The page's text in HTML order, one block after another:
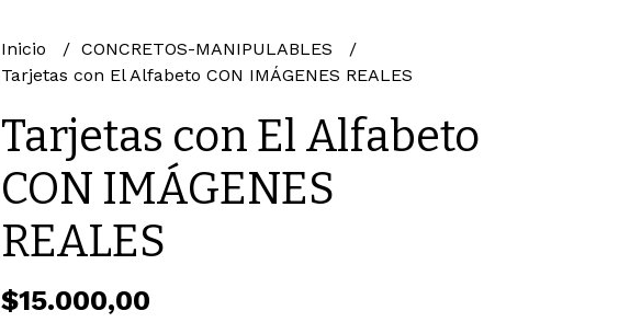
Inicio
CONCRETOS-MANIPULABLES
Tarjetas con El Alfabeto CON IMÁGENES REALES
Tarjetas con El Alfabeto
CON IMÁGENES
REALES
$15.000,00